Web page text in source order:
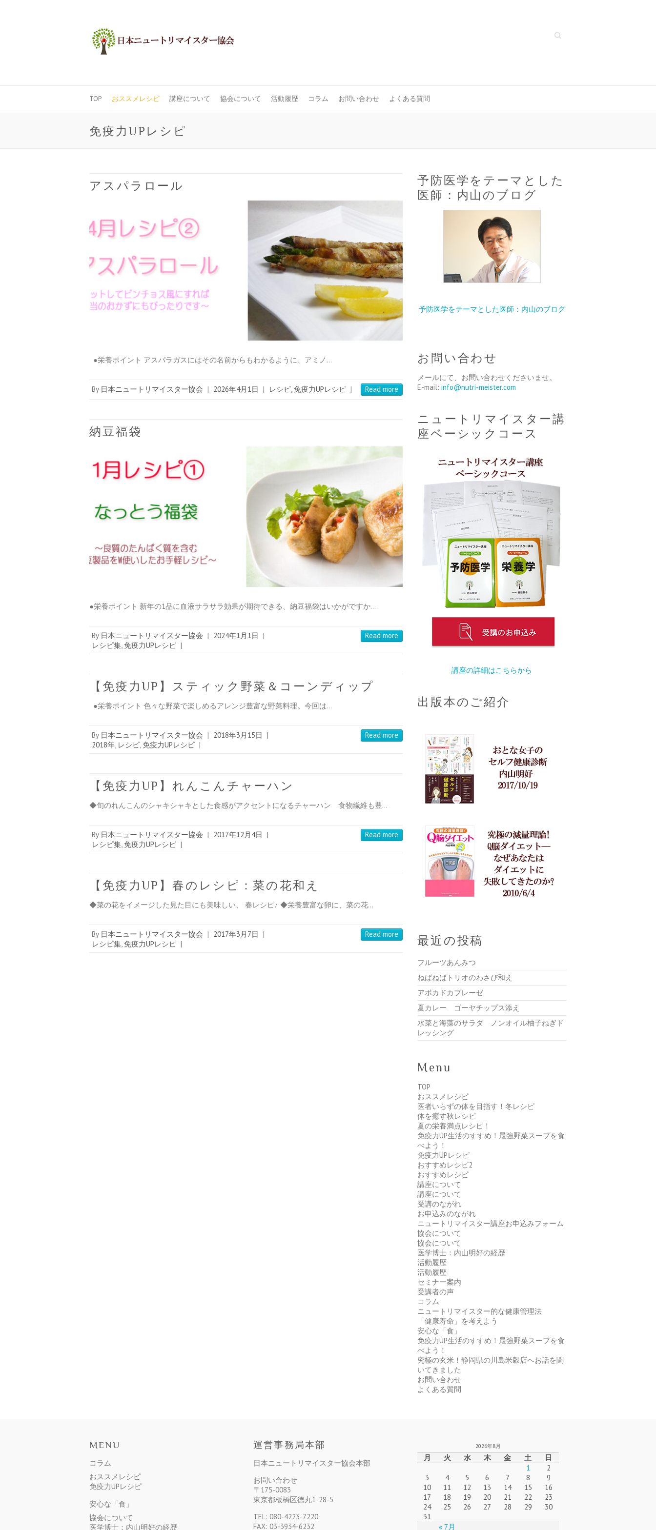
Search
TOP おススメレシピ 講座について 協会について 活動履歴 コラム お問い合わせ よくある質問
免疫力UPレシピ
アスパラロール
●栄養ポイント アスパラガスにはその名前からもわかるように、アミノ…
By 日本ニュートリマイスター協会 | 2026年4月1日 | レシピ,免疫力UPレシピ | Read more
納豆福袋
●栄養ポイント 新年の1品に血液サラサラ効果が期待できる、納豆福袋はいかがですか…
By 日本ニュートリマイスター協会 | 2024年1月1日 |
レシピ集,免疫力UPレシピ |
Read more
【免疫力UP】スティック野菜＆コーンディップ
●栄養ポイント 色々な野菜で楽しめるアレンジ豊富な野菜料理。今回は…
By 日本ニュートリマイスター協会 | 2018年3月15日 |
2018年, レシピ,免疫力UPレシピ |
Read more
【免疫力UP】れんこんチャーハン
◆旬のれんこんのシャキシャキとした食感がアクセントになるチャーハン 食物繊維も豊…
By 日本ニュートリマイスター協会 | 2017年12月4日 |
レシピ集,免疫力UPレシピ |
Read more
【免疫力UP】春のレシピ：菜の花和え
◆菜の花をイメージした見た目にも美味しい、 春レシピ♪ ◆栄養豊富な卵に、菜の花…
By 日本ニュートリマイスター協会 | 2017年3月7日 |
レシピ集,免疫力UPレシピ |
Read more
予防医学をテーマとした
医師：内山のブログ
予防医学をテーマとした医師：内山のブログ
お問い合わせ
メールにて、お問い合わせくださいませ。
E-mail: info@nutri-meister.com
ニュートリマイスター講
座ベーシックコース
講座の詳細はこちらから
出版本のご紹介
最近の投稿
フルーツあんみつ
ねばねばトリオのわさび和え
アボカドカプレーゼ
夏カレー ゴーヤチップス添え
水菜と海藻のサラダ ノンオイル柚子ねぎド
レッシング
Menu
TOP
おススメレシピ
医者いらずの体を目指す！冬レシピ
体を癒す秋レシピ
夏の栄養満点レシピ！
免疫力UP生活のすすめ！最強野菜スープを食
べよう！
免疫力UPレシピ
おすすめレシピ2
おすすめレシピ
講座について
講座について
受講のながれ
お申込みのながれ
ニュートリマイスター講座お申込みフォーム
協会について
協会について
医学博士：内山明好の経歴
活動履歴
活動履歴
セミナー案内
受講者の声
コラム
ニュートリマイスター的な健康管理法
「健康寿命」を考えよう
安心な「食」
免疫力UP生活のすすめ！最強野菜スープを食
べよう！
究極の玄米！静岡県の川島米穀店へお話を聞
いてきました
お問い合わせ
よくある質問
MENU
コラム
おススメレシピ
免疫力UPレシピ
安心な「食」
協会について
医学博士：内山明好の経歴
運営事務局本部
日本ニュートリマイスター協会本部
お問い合わせ
〒175-0083
東京都板橋区徳丸1-28-5
TEL: 080-4223-7220
FAX: 03-3934-6232
2026年8月
月 火 水 木 金 土 日
« 7月
1
2
3
4 5 6 7 8
9
10
11 12 13 14 15
16
17
18 19 20 21 22
23
24
25 26 27 28 29
30
31